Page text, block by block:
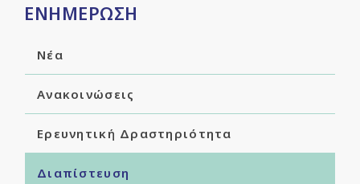
ΕΝΗΜΕΡΩΣΗ
Νέα
Ανακοινώσεις
Ερευνητική Δραστηριότητα
Διαπίστευση